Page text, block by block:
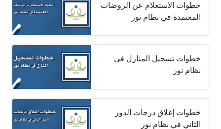
خطوات الاستعلام عن الروضات
المعتمدة في نظام نور
خطوات تسجيل المنازل في
نظام نور
خطوات إغلاق درجات الدور
الثاني في نظام نور